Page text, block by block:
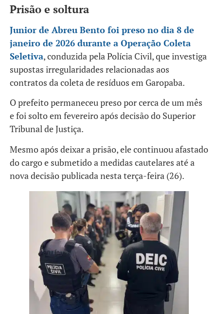
Prisão e soltura
Junior de Abreu Bento foi preso no dia 8 de
janeiro de 2026 durante a Operação Coleta
Seletiva, conduzida pela Polícia Civil, que investiga
supostas irregularidades relacionadas aos
contratos da coleta de resíduos em Garopaba.
O prefeito permaneceu preso por cerca de um mês
e foi solto em fevereiro após decisão do Superior
Tribunal de Justiça.
Mesmo após deixar a prisão, ele continuou afastado
do cargo e submetido a medidas cautelares até a
nova decisão publicada nesta terça-feira (26).